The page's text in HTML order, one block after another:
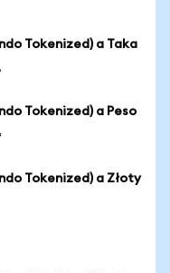
Tokenized) a Taka
Tokenized) a Peso
Tokenized) a Złoty